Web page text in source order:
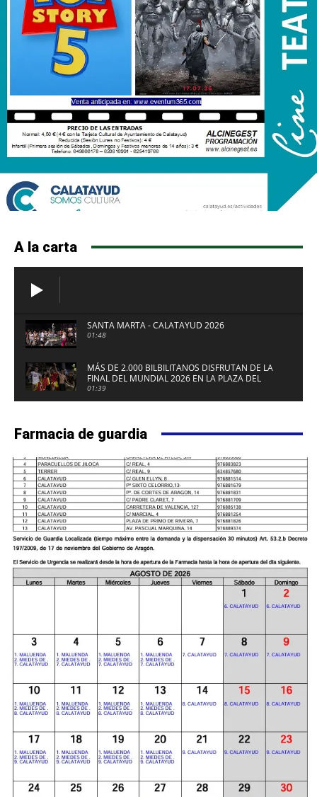
A la carta
SANTA MARTA - CALATAYUD 2026
01:48
MÁS DE 2.000 BILBILITANOS DISFRUTAN DE LA
FINAL DEL MUNDIAL 2026 EN LA PLAZA DEL
FUERTE DE CALATAYUD
01:39
Farmacia de guardia